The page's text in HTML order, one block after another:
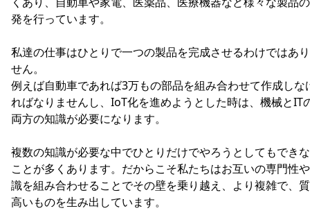
発を行っています。
私達の仕事はひとりで一つの製品を完成させるわけではあ
せん。
例えば自動車であれば3万もの部品を組み合わせて作成しな
ればなりませんし、IoT化を進めようとした時は、機械とIT
両方の知識が必要になります。
複数の知識が必要な中でひとりだけでやろうとしてもでき
ことが多くあります。だからこそ私たちはお互いの専門性
識を組み合わせることでその壁を乗り越え、より複雑で、
高いものを生み出しています。